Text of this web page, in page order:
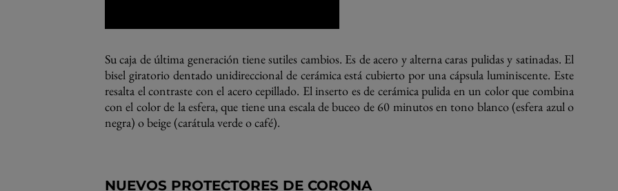
Su caja de última generación tiene sutiles cambios. Es de acero y alterna caras pulidas y satinadas. El
bisel giratorio dentado unidireccional de cerámica está cubierto por una cápsula luminiscente. Este
resalta el contraste con el acero cepillado. El inserto es de cerámica pulida en un color que combina
con el color de la esfera, que tiene una escala de buceo de 60 minutos en tono blanco (esfera azul o
negra) o beige (carátula verde o café).
NUEVOS PROTECTORES DE CORONA